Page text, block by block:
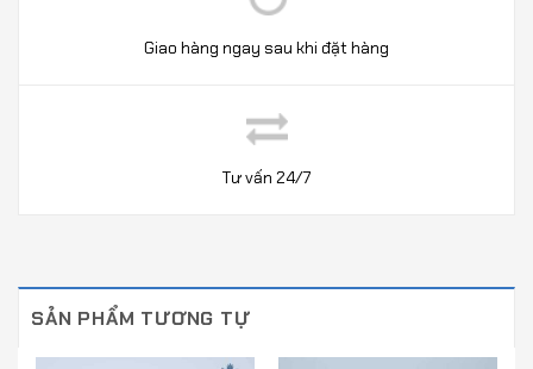
Giao hàng ngay sau khi đặt hàng
Tư vấn 24/7
SẢN PHẨM TƯƠNG TỰ